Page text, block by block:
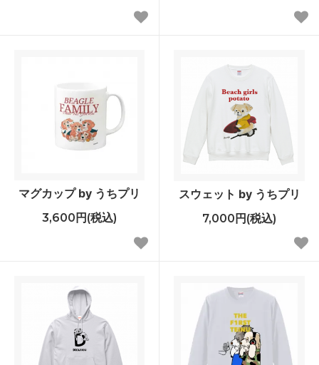
マグカップ by うちプリ
3,600円(税込)
スウェット by うちプリ
7,000円(税込)